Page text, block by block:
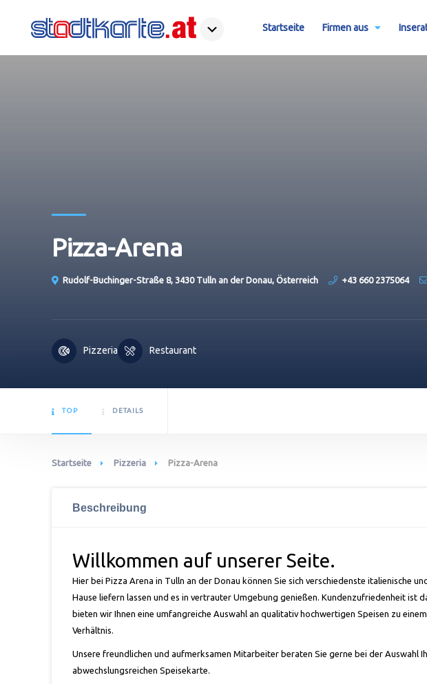
Startseite Firmen aus
Pizza-Arena
Rudolf-Buchinger-Straße 8, 3430 Tulln an der Donau, Österreich +43 660 2375064
Pizzeria Restaurant
TOP DETAILS
Startseite Pizzeria Pizza-Arena
Beschreibung
Willkommen auf unserer Seite.
Hier bei Pizza Arena in Tulln an der Donau können Sie sich verschiedenste italienische
Hause liefern lassen und es in vertrauter Umgebung genießen. Kundenzufriedenheit ist
bieten wir Ihnen eine umfangreiche Auswahl an qualitativ hochwertigen Speisen zu
Verhältnis.
Unsere freundlichen und aufmerksamen Mitarbeiter beraten Sie gerne bei der Auswahl
abwechslungsreichen Speisekarte.